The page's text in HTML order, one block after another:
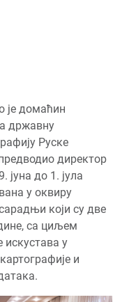
је домаћин
државну
Руске
предводио директор
јуна до 1. јула
у оквиру
који су две
са циљем
у
и